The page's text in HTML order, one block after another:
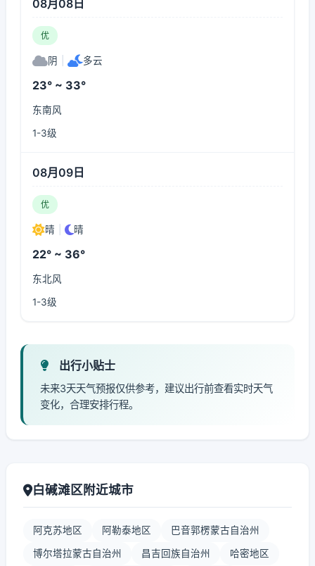
08月08日
优
阴 多云
23° ~ 33°
东南风
1-3级
08月09日
优
晴 晴
22° ~ 36°
东北风
1-3级
出行小贴士
未来3天天气预报仅供参考，建议出行前查看实时天气
变化，合理安排行程。
白碱滩区附近城市
阿克苏地区 阿勒泰地区 巴音郭楞蒙古自治州
博尔塔拉蒙古自治州 昌吉回族自治州 哈密地区